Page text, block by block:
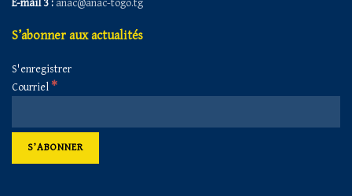
E-mail 3 : anac@anac-togo.tg
S’abonner aux actualités
S'enregistrer
Courriel*